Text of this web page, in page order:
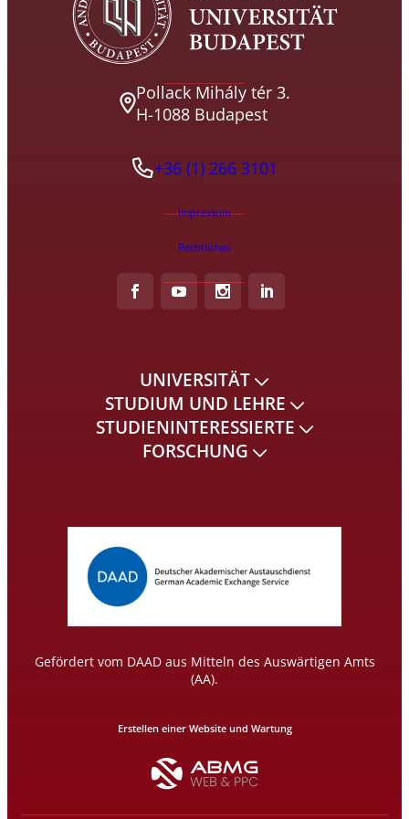
Pollack Mihály tér 3.
H-1088 Budapest
+36 (1) 266 3101
Impressum
Rechtliches
UNIVERSITÄT
STUDIUM UND LEHRE
STUDIENINTERESSIERTE
FORSCHUNG
Gefördert vom DAAD aus Mitteln des Auswärtigen Amts
(AA).
Erstellen einer Website und Wartung